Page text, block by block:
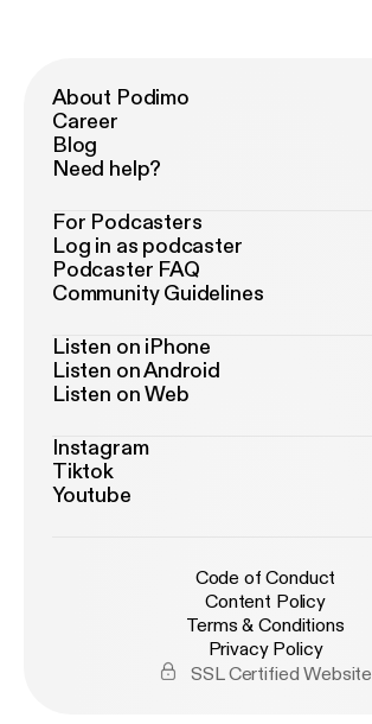
About Podimo
Career
Blog
Need help?
For Podcasters
Log in as podcaster
Podcaster FAQ
Community Guidelines
Listen on iPhone
Listen on Android
Listen on Web
Instagram
Tiktok
Youtube
Code of Conduct
Content Policy
Terms & Conditions
Privacy Policy
SSL Certified Website